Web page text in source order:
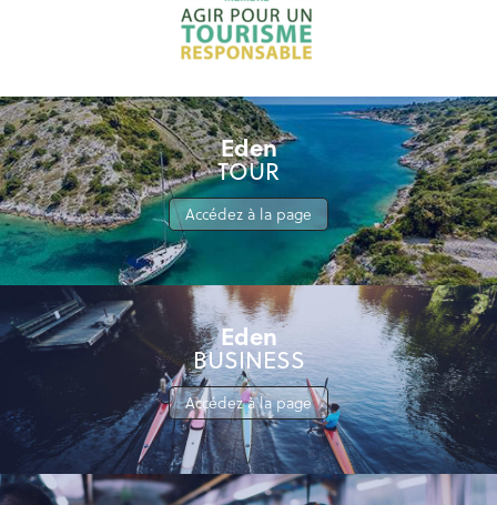
Eden
TOUR
Accédez à la page
Eden
BUSINESS
Accédez à la page